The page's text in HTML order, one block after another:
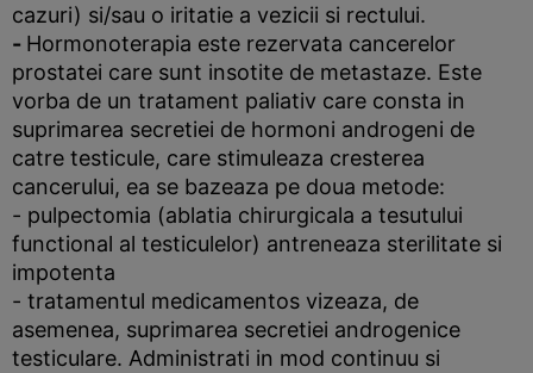
cazuri) si/sau o iritatie a vezicii si rectului.
- Hormonoterapia este rezervata cancerelor
prostatei care sunt insotite de metastaze. Este
vorba de un tratament paliativ care consta in
suprimarea secretiei de hormoni androgeni de
catre testicule, care stimuleaza cresterea
cancerului, ea se bazeaza pe doua metode:
- pulpectomia (ablatia chirurgicala a tesutului
functional al testiculelor) antreneaza sterilitate si
impotenta
- tratamentul medicamentos vizeaza, de
asemenea, suprimarea secretiei androgenice
testiculare. Administrati in mod continuu si